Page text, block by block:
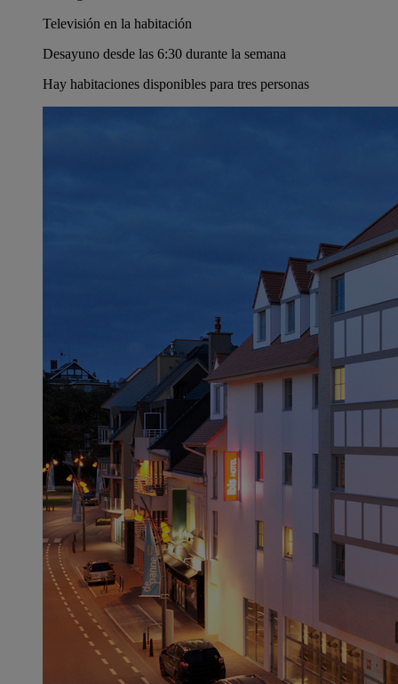
Televisión en la habitación
Desayuno desde las 6:30 durante la semana
Hay habitaciones disponibles para tres personas